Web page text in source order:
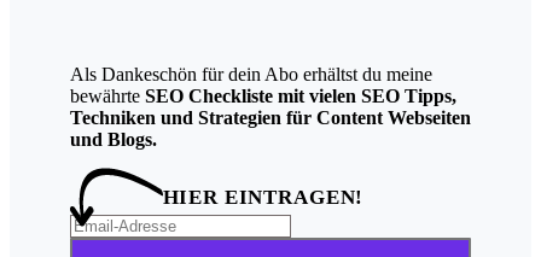
Als Dankeschön für dein Abo erhältst du meine
bewährte SEO Checkliste mit vielen SEO Tipps,
Techniken und Strategien für Content Webseiten
und Blogs.
HIER EINTRAGEN!